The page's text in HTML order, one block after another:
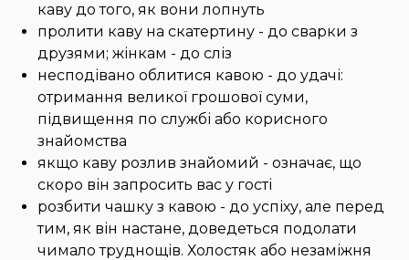
каву до того, як вони лопнуть
пролити каву на скатертину - до сварки з
друзями; жінкам - до сліз
несподівано облитися кавою - до удачі:
отримання великої грошової суми,
підвищення по службі або корисного
знайомства
якщо каву розлив знайомий - означає, що
скоро він запросить вас у гості
розбити чашку з кавою - до успіху, але перед
тим, як він настане, доведеться подолати
чимало труднощів. Холостяк або незаміжня